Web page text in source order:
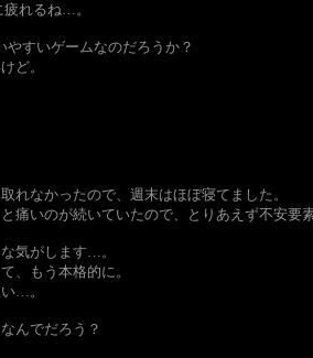
れるね…。
やすいゲームなのだろうか？
ど。
れなかったので、週末はほぼ寝てました。
痛いのが続いていたので、とりあえず不安要
な気がします…。
、もう本格的に。
…。
んでだろう？